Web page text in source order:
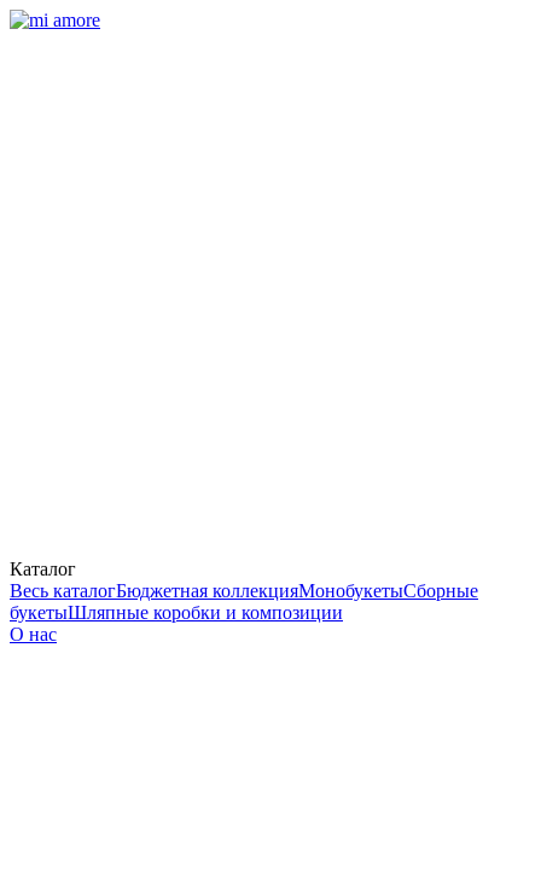
Каталог
Весь каталогБюджетная коллекцияМонобукетыСборные
букетыШляпные коробки и композиции
О нас